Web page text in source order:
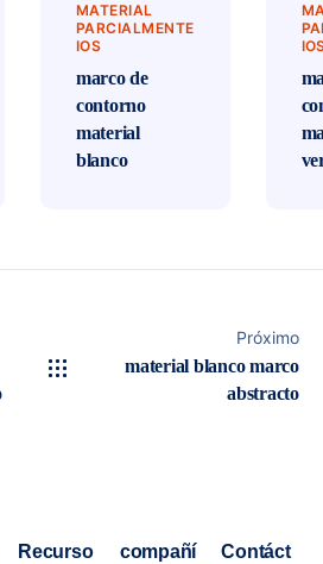
MATERIAL
PARCIALMENTE
IOS
marco de
contorno
material
blanco
Próximo
material blanco marco
abstracto
Recurso
compañí
Contáct